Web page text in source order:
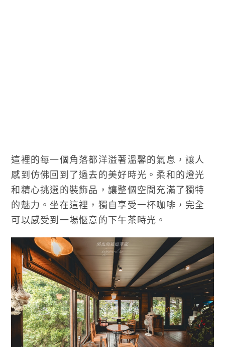
這裡的每一個角落都洋溢著溫馨的氣息，讓人
感到仿佛回到了過去的美好時光。柔和的燈光
和精心挑選的裝飾品，讓整個空間充滿了獨特
的魅力。坐在這裡，獨自享受一杯咖啡，完全
可以感受到一場愜意的下午茶時光。